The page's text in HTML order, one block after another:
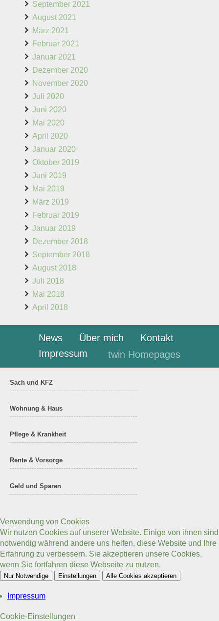
September 2021
August 2021
März 2021
Februar 2021
Januar 2021
Dezember 2020
November 2020
Juli 2020
Juni 2020
Mai 2020
April 2020
Januar 2020
Oktober 2019
Juni 2019
Mai 2019
März 2019
Februar 2019
Januar 2019
Dezember 2018
September 2018
August 2018
Juli 2018
Mai 2018
April 2018
News Über mich
Kontakt
Impressum
twin Homepages
Sach und KFZ
Wohnung & Haus
Pflege & Krankheit
Rente & Vorsorge
Geld und Sparen
Verwendung von Cookies
Wir nutzen Cookies auf unserer Website. Einige von ihnen sind
notwendig während andere uns helfen, diese Website und Ihre
Erfahrung zu verbessern. Sie akzeptieren unsere Cookies,
wenn Sie fortfahren diese Webseite zu nutzen.
Nur Notwendige Einstellungen Alle Cookies akzeptieren
Impressum
Cookie-Einstellungen